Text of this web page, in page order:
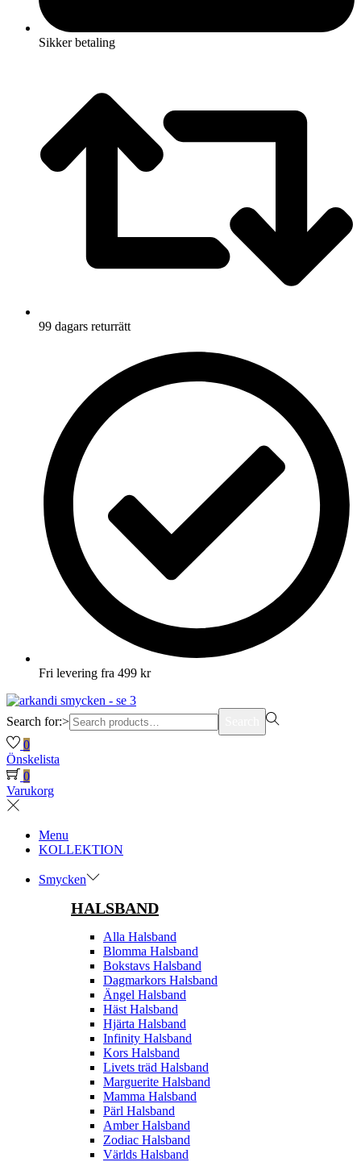
Sikker betaling
99 dagars returrätt
Fri levering fra 499 kr
Search for:>
0
Önskelista
0
Varukorg
Menu
KOLLEKTION
Smycken
HALSBAND
Alla Halsband
Blomma Halsband
Bokstavs Halsband
Dagmarkors Halsband
Ängel Halsband
Häst Halsband
Hjärta Halsband
Infinity Halsband
Kors Halsband
Livets träd Halsband
Marguerite Halsband
Mamma Halsband
Pärl Halsband
Amber Halsband
Zodiac Halsband
Världs Halsband